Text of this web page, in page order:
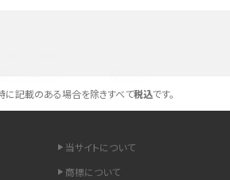
所持率やメリット・デメリットを詳しく紹介
い原因は？すぐできる対処法や見直すポイントを解
記載のある場合を除きすべて税込です。
当サイトについて
商標について